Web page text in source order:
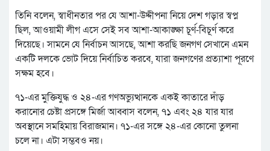
তিনি বলেন, স্বাধীনতার পর যে আশা-উদ্দীপনা নিয়ে দেশ গড়ার স্বপ্ন
ছিল, আওয়ামী লীগ এসে সেই সব আশা-আকাঙ্ক্ষা চূর্ণ-বিচূর্ণ করে
দিয়েছে। সামনে যে নির্বাচন আসছে, আশা করছি জনগণ সেখানে এমন
একটি দলকে ভোট দিয়ে নির্বাচিত করবে, যারা জনগণের প্রত্যাশা পূরণে
সক্ষম হবে।
৭১-এর মুক্তিযুদ্ধ ও ২৪-এর গণঅভ্যুত্থানকে একই কাতারে দাঁড়
করানোর চেষ্টা প্রসঙ্গে মির্জা আব্বাস বলেন, ৭১ এবং ২৪ যার যার
অবস্থানে সমহিমায় বিরাজমান। ৭১-এর সঙ্গে ২৪-এর কোনো তুলনা
চলে না। এটা সম্ভবও নয়।